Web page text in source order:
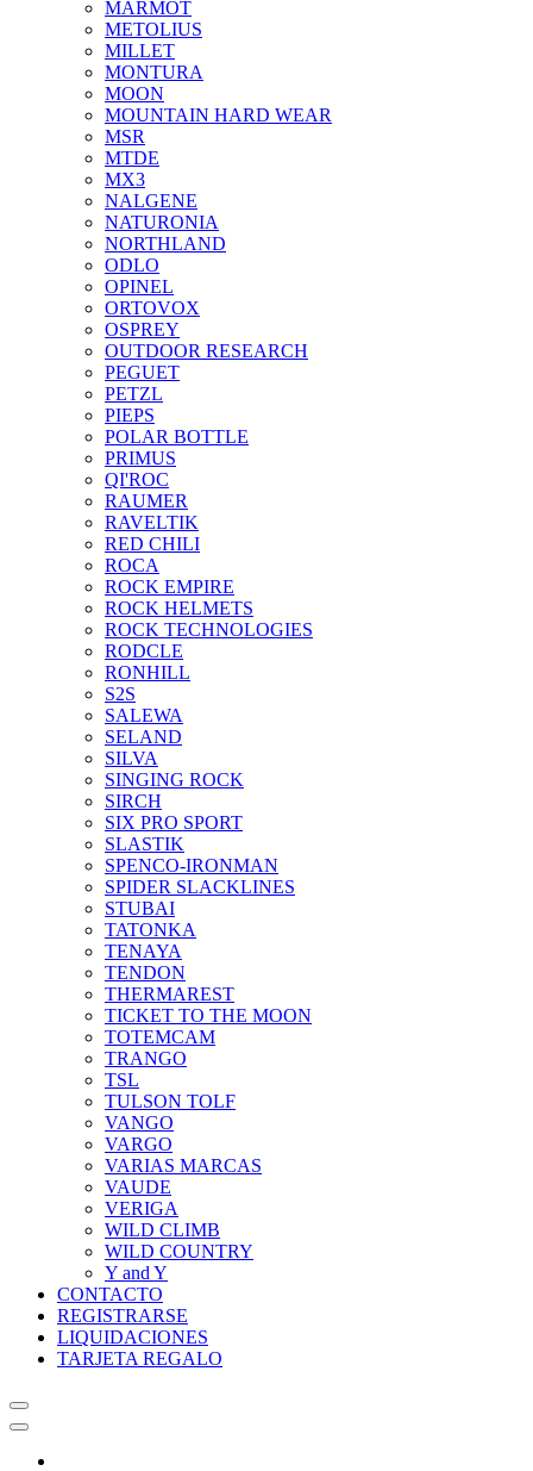
MARMOT
METOLIUS
MILLET
MONTURA
MOON
MOUNTAIN HARD WEAR
MSR
MTDE
MX3
NALGENE
NATURONIA
NORTHLAND
ODLO
OPINEL
ORTOVOX
OSPREY
OUTDOOR RESEARCH
PEGUET
PETZL
PIEPS
POLAR BOTTLE
PRIMUS
QI'ROC
RAUMER
RAVELTIK
RED CHILI
ROCA
ROCK EMPIRE
ROCK HELMETS
ROCK TECHNOLOGIES
RODCLE
RONHILL
S2S
SALEWA
SELAND
SILVA
SINGING ROCK
SIRCH
SIX PRO SPORT
SLASTIK
SPENCO-IRONMAN
SPIDER SLACKLINES
STUBAI
TATONKA
TENAYA
TENDON
THERMAREST
TICKET TO THE MOON
TOTEMCAM
TRANGO
TSL
TULSON TOLF
VANGO
VARGO
VARIAS MARCAS
VAUDE
VERIGA
WILD CLIMB
WILD COUNTRY
Y and Y
CONTACTO
REGISTRARSE
LIQUIDACIONES
TARJETA REGALO